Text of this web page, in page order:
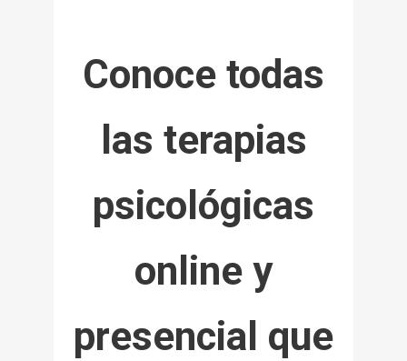
Conoce todas
las terapias
psicológicas
online y
presencial que